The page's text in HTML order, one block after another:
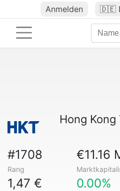
Anmelden 🇩🇪
Hong Kong
#1708
Rang
€11.16
1,47 € 0.00%